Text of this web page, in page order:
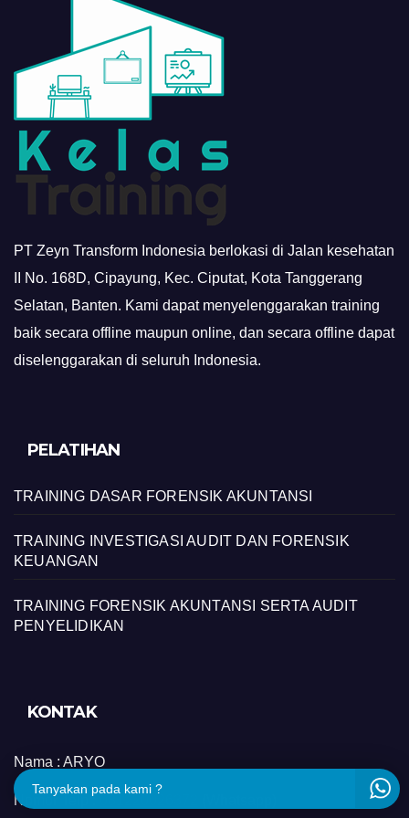
PT Zeyn Transform Indonesia berlokasi di Jalan kesehatan
II No. 168D, Cipayung, Kec. Ciputat, Kota Tanggerang
Selatan, Banten. Kami dapat menyelenggarakan training
baik secara offline maupun online, dan secara offline dapat
diselenggarakan di seluruh Indonesia.
PELATIHAN
TRAINING DASAR FORENSIK AKUNTANSI
TRAINING INVESTIGASI AUDIT DAN FORENSIK
KEUANGAN
TRAINING FORENSIK AKUNTANSI SERTA AUDIT
PENYELIDIKAN
KONTAK
Nama : ARYO
Nomor Telp :
Tanyakan pada kami ?